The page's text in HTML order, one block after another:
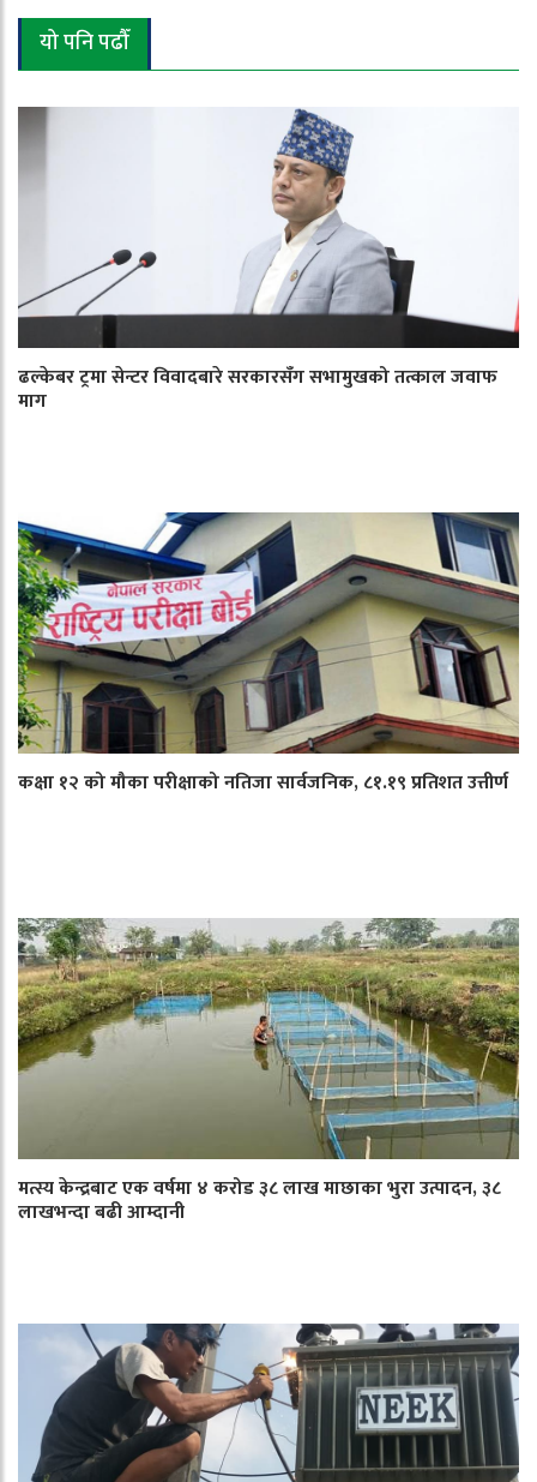
यो पनि पढौँ
ढल्केबर ट्रमा सेन्टर विवादबारे सरकारसँग सभामुखको तत्काल जवाफ
माग
कक्षा १२ को मौका परीक्षाको नतिजा सार्वजनिक, ८१.१९ प्रतिशत उत्तीर्ण
मत्स्य केन्द्रबाट एक वर्षमा ४ करोड ३८ लाख माछाका भुरा उत्पादन, ३८
लाखभन्दा बढी आम्दानी